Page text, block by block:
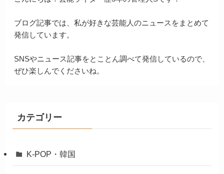
ブログ記事では、私が好きな芸能人のニュースをまとめて
発信しています。
SNSやニュース記事をとことん調べて発信しているので、
ぜひ楽しんでくださいね。
カテゴリー
K-POP・韓国